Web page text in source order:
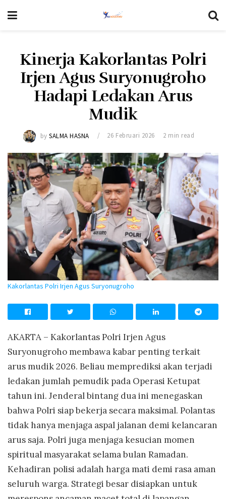
Kinerja Kakorlantas Polri
Irjen Agus Suryonugroho
Hadapi Ledakan Arus
Mudik
by SALMA HASNA 26 Februari 2026 2 min read
Kakorlantas Polri Irjen Agus Suryonugroho
AKARTA – Kakorlantas Polri Irjen Agus
Suryonugroho membawa kabar penting terkait
arus mudik 2026. Beliau memprediksi akan terjadi
ledakan jumlah pemudik pada Operasi Ketupat
tahun ini. Jenderal bintang dua ini menegaskan
bahwa Polri siap bekerja secara maksimal. Polantas
tidak hanya menjaga aspal jalanan demi kelancaran
arus saja. Polri juga menjaga kesucian momen
spiritual masyarakat selama bulan Ramadan.
Kehadiran polisi adalah harga mati demi rasa aman
seluruh warga. Strategi besar disiapkan untuk